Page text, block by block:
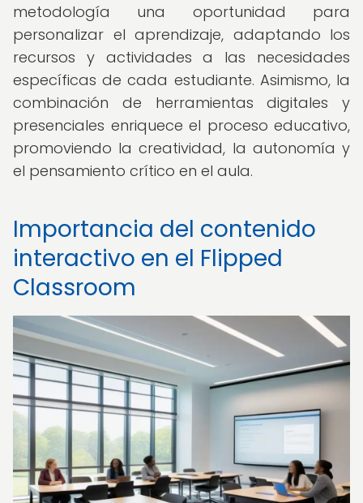
metodología una oportunidad para
personalizar el aprendizaje, adaptando los
recursos y actividades a las necesidades
específicas de cada estudiante. Asimismo, la
combinación de herramientas digitales y
presenciales enriquece el proceso educativo,
promoviendo la creatividad, la autonomía y
el pensamiento crítico en el aula.
Importancia del contenido
interactivo en el Flipped
Classroom